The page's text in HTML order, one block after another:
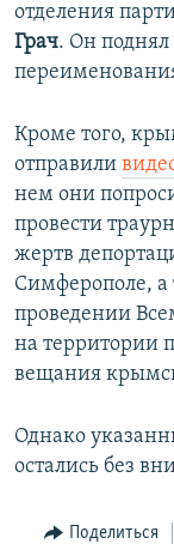
отделения
Грач. Он поднял
Кроме того,
отправили
нем они
провести
жертв
Симферополе, а
проведении
на территории
вещания
Однако
остались без
Поделиться